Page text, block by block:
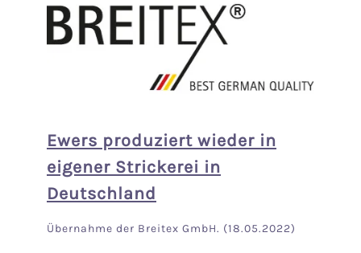
Ewers produziert wieder in
eigener Strickerei in
Deutschland
Übernahme der Breitex GmbH. (18.05.2022)